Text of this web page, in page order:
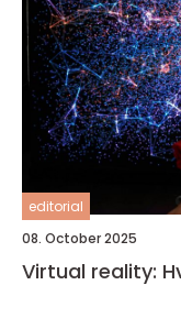
editorial
08. October 2025
Virtual reality: